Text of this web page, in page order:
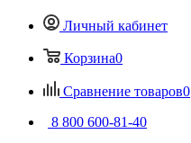
Личный кабинет
Корзина0
Сравнение товаров0
8 800 600-81-40